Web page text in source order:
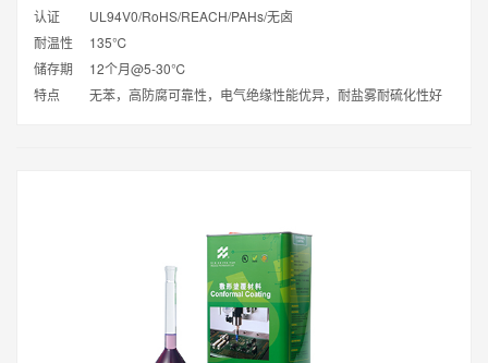
认证
UL94V0/RoHS/REACH/PAHs/无卤
耐温性
135℃
储存期
12个月@5-30℃
特点
无苯，高防腐可靠性，电气绝缘性能优异，耐盐雾耐硫化性好